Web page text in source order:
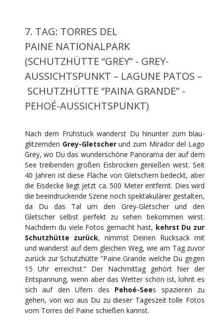
7. TAG: TORRES DEL
PAINE NATIONALPARK
(SCHUTZHÜTTE “GREY” - GREY-
AUSSICHTSPUNKT – LAGUNE PATOS –
SCHUTZHÜTTE “PAINA GRANDE” -
PEHOÉ-AUSSICHTSPUNKT)
Nach dem Frühstück wanderst Du hinunter zum blau-
glitzernden Grey-Gletscherund zum Mirador del Lago
Grey, wo Du das wunderschöne Panorama der auf dem
See treibenden großen Eisbrocken genießen wirst. Seit
40 Jahren ist diese Fläche von Gletschern bedeckt, aber
die Eisdecke liegt jetzt ca. 500 Meter entfernt. Dies wird
die beeindruckende Szene noch spektakulärer gestalten,
da Du das Tal um den Grey-Gletscher und den
Gletscher selbst perfekt zu sehen bekommen wirst.
Nachdem du viele Fotos gemacht hast, kehrst Du zur
Schutzhütte zurück, nimmst Deinen Rucksack mit
und wanderst auf dem gleichen Weg, wie am Tag zuvor
zurück zur Schutzhütte “Paine Grande welche Du gegen
15 Uhr erreichst.” Der Nachmittag gehört hier der
Entspannung, wenn aber das Wetter schön ist, lohnt es
sich auf den Ufern des Pehoé-Sees spazieren zu
gehen, von wo aus Du zu dieser Tageszeit tolle Fotos
vom Torres del Paine schießen kannst.